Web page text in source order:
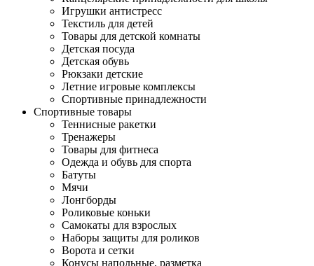
Игрушки антистресс
Текстиль для детей
Товары для детской комнаты
Детская посуда
Детская обувь
Рюкзаки детские
Летние игровые комплексы
Спортивные принадлежности
Спортивные товары
Теннисные ракетки
Тренажеры
Товары для фитнеса
Одежда и обувь для спорта
Батуты
Мячи
Лонгборды
Роликовые коньки
Самокаты для взрослых
Наборы защиты для роликов
Ворота и сетки
Конусы напольные, разметка